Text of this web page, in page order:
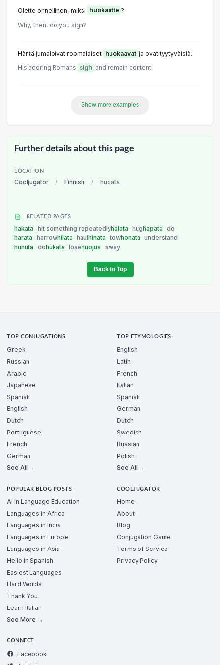
Olette onnellinen, miksi huokaatte ?
Why, then, do you sigh?
Häntä jumaloivat roomalaiset huokaavat ja ovat tyytyväisiä.
His adoring Romans sigh and remain content.
Show more examples
Further details about this page
LOCATION
Cooljugator / Finnish / huoata
RELATED PAGES
hakata hit something repeatedlyhalata hughapata
do
harata
harrowhilata haulhinata towhonata
understand
huhuta
dohukata losehuojua sway
Back to Top
TOP CONJUGATIONS
Greek
Russian
Arabic
Japanese
Spanish
English
Dutch
Portuguese
French
German
See All →
TOP ETYMOLOGIES
English
Latin
French
Italian
Spanish
German
Dutch
Swedish
Russian
Polish
See All →
POPULAR BLOG POSTS
AI in Language Education
Languages in Africa
Languages in India
Languages in Europe
Languages in Asia
Hello in Spanish
Easiest Languages
Hard Words
Thank You
Learn Italian
See More →
COOLJUGATOR
Home
About
Blog
Conjugation Game
Terms of Service
Privacy Policy
CONNECT
Facebook